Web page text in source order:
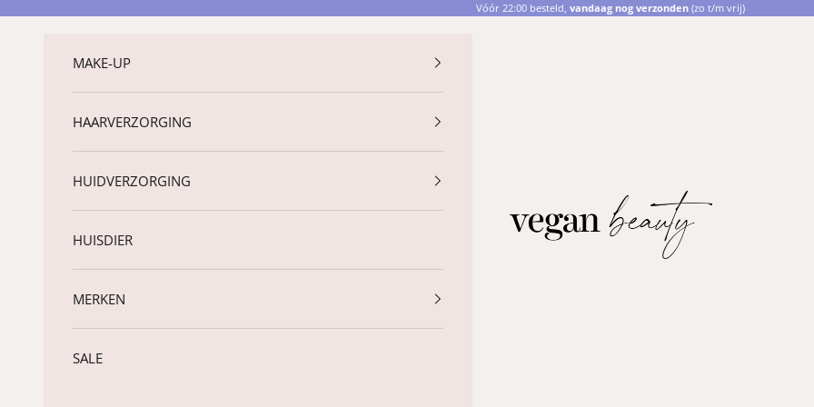
Vóór 22:00 besteld, vandaag nog verzonden (zo t/m vrij)
MAKE-UP
HAARVERZORGING
HUIDVERZORGING
HUISDIER
MERKEN
SALE